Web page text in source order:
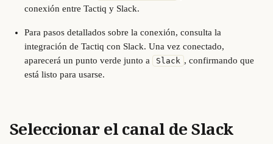
conexión entre Tactiq y Slack.
Para pasos detallados sobre la conexión, consulta la
integración de Tactiq con Slack. Una vez conectado,
aparecerá un punto verde junto a
Slack , confirmando que
está listo para usarse.
Seleccionar el canal de Slack